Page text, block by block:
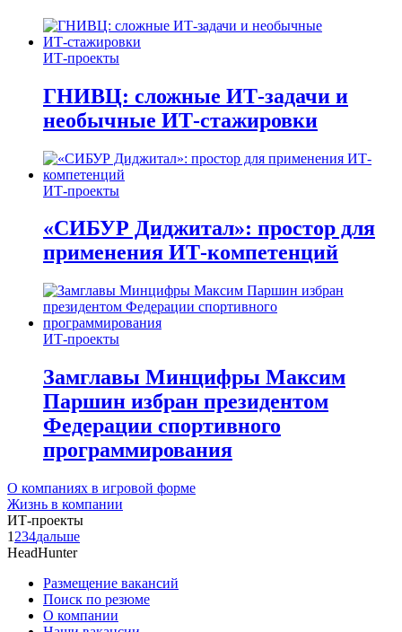
ИТ-проекты
ГНИВЦ: сложные ИТ‑задачи и
необычные ИТ‑стажировки
ИТ-проекты
«СИБУР Диджитал»: простор для
применения ИТ-компетенций
ИТ-проекты
Замглавы Минцифры Максим
Паршин избран президентом
Федерации спортивного
программирования
О компаниях в игровой форме
Жизнь в компании
ИТ-проекты
1 234дальше
HeadHunter
Размещение вакансий
Поиск по резюме
О компании